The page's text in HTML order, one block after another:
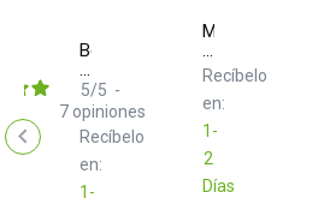
Befaco
Synth
Duster
Recíbelo
en:
1-
5/5 -
7 opiniones
MyVolts
Candycords
ACV2CG
Recíbelo
en:
1-
2
Días